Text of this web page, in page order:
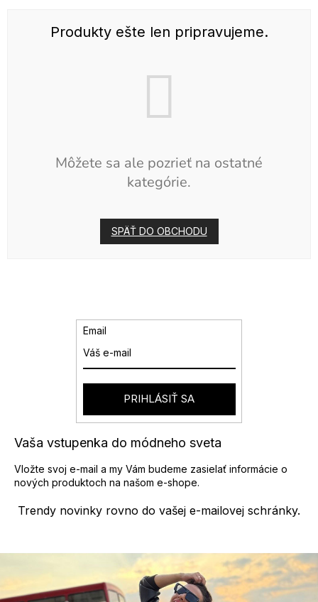
Produkty ešte len pripravujeme.
Môžete sa ale pozrieť na ostatné
kategórie.
SPÄŤ DO OBCHODU
Trendy novinky rovno do vašej e-mailovej schránky.
Vaša vstupenka do módneho sveta
Vložte svoj e-mail a my Vám budeme zasielať informácie o
nových produktoch na našom e-shope.
Email
PRIHLÁSIŤ SA